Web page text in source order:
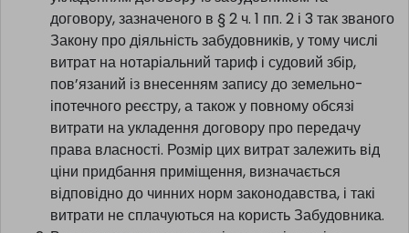
договору, зазначеного в § 2 ч. 1 пп. 2 і 3 так званого
Закону про діяльність забудовників, у тому числі
витрат на нотаріальний тариф і судовий збір,
пов’язаний із внесенням запису до земельно-
іпотечного реєстру, а також у повному обсязі
витрати на укладення договору про передачу
права власності. Розмір цих витрат залежить від
ціни придбання приміщення, визначається
відповідно до чинних норм законодавства, і такі
витрати не сплачуються на користь Забудовника.